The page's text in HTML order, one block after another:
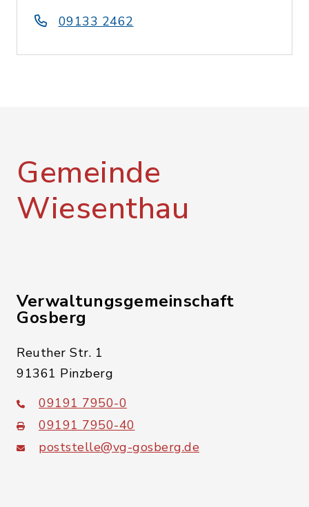
09133 2462
Gemeinde
Wiesenthau
Verwaltungsgemeinschaft
Gosberg
Reuther Str. 1
91361 Pinzberg
09191 7950-0
09191 7950-40
poststelle@vg-gosberg.de